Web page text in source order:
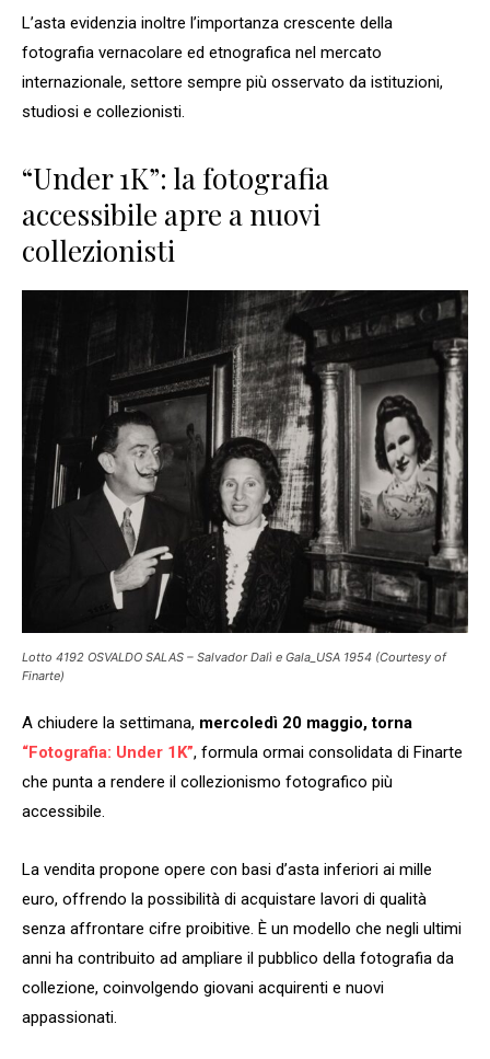
L’asta evidenzia inoltre l’importanza crescente della
fotografia vernacolare ed etnografica nel mercato
internazionale, settore sempre più osservato da istituzioni,
studiosi e collezionisti.
“Under 1K”: la fotografia
accessibile apre a nuovi
collezionisti
Lotto 4192 OSVALDO SALAS – Salvador Dalì e Gala_USA 1954 (Courtesy of
Finarte)
A chiudere la settimana, mercoledì 20 maggio, torna
“Fotografia: Under 1K”, formula ormai consolidata di Finarte
che punta a rendere il collezionismo fotografico più
accessibile.
La vendita propone opere con basi d’asta inferiori ai mille
euro, offrendo la possibilità di acquistare lavori di qualità
senza affrontare cifre proibitive. È un modello che negli ultimi
anni ha contribuito ad ampliare il pubblico della fotografia da
collezione, coinvolgendo giovani acquirenti e nuovi
appassionati.